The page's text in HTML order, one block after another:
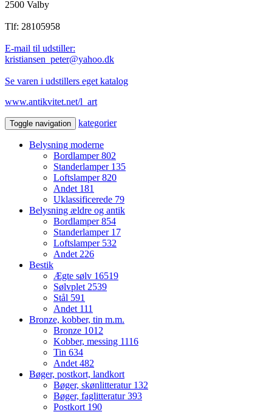
2500 Valby
Tlf: 28105958
E-mail til udstiller:
kristiansen_peter@yahoo.dk
Se varen i udstillers eget katalog
www.antikvitet.net/l_art
Toggle navigation kategorier
Belysning moderne
Bordlamper802
Standerlamper 135
Loftslamper820
Andet 181
Uklassificerede 79
Belysning ældre og antik
Bordlamper854
Standerlamper 17
Loftslamper 532
Andet226
Bestik
Ægte sølv 16519
Sølvplet2539
Stål 591
Andet 111
Bronze, kobber, tin m.m.
Bronze 1012
Kobber, messing 1116
Tin 634
Andet482
Bøger, postkort, landkort
Bøger, skønlitteratur 132
Bøger, faglitteratur393
Postkort 190